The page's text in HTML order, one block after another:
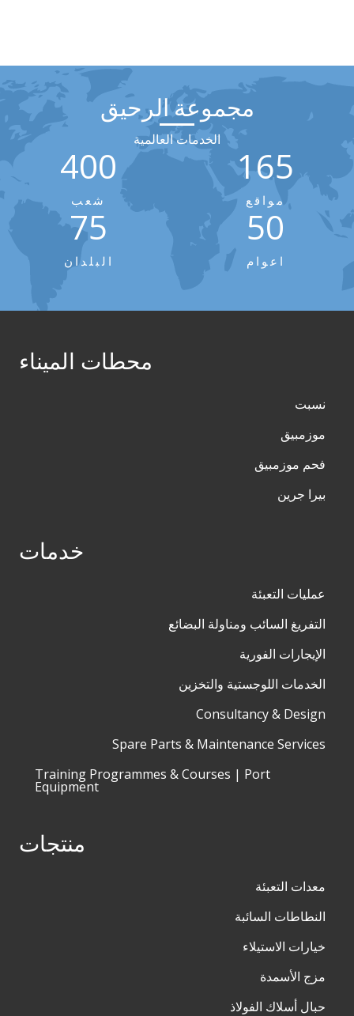
مجموعة الرحيق
الخدمات العالمية
400
شعب
165
مواقع
75
البلدان
50
اعوام
محطات الميناء
نسبت
موزمبيق
فحم موزمبيق
بيرا جرين
خدمات
عمليات التعبئة
التفريغ السائب ومناولة البضائع
الإيجارات الفورية
الخدمات اللوجستية والتخزين
Consultancy & Design
Spare Parts & Maintenance Services
Training Programmes & Courses | Port
Equipment
منتجات
معدات التعبئة
النطاطات السائبة
خيارات الاستيلاء
مزج الأسمدة
حبال أسلاك الفولاذ